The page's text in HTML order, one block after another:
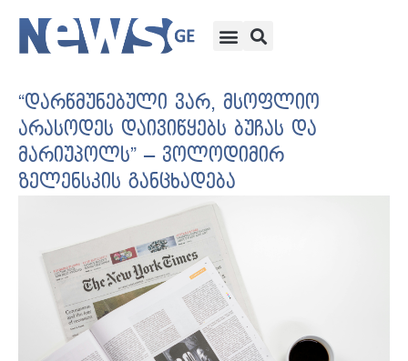
“დარწმუნებული ვარ, მსოფლიო
არასოდეს დაივიწყებს ბუჩას და
მარიუპოლს” – ვოლოდიმირ
ზელენსკის განცხადება